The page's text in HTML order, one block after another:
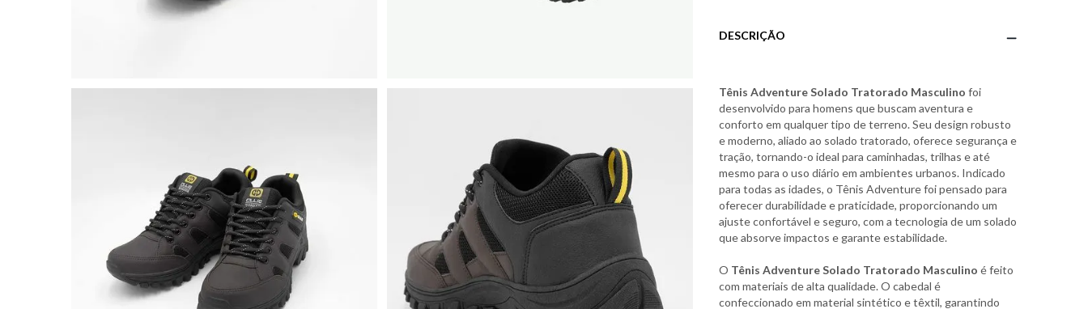
DESCRIÇÃO
Tênis Adventure Solado Tratorado Masculino foi
desenvolvido para homens que buscam aventura e
conforto em qualquer tipo de terreno. Seu design robusto
e moderno, aliado ao solado tratorado, oferece segurança e
tração, tornando-o ideal para caminhadas, trilhas e até
mesmo para o uso diário em ambientes urbanos. Indicado
para todas as idades, o Tênis Adventure foi pensado para
oferecer durabilidade e praticidade, proporcionando um
ajuste confortável e seguro, com a tecnologia de um solado
que absorve impactos e garante estabilidade.
O Tênis Adventure Solado Tratorado Masculino é feito
com materiais de alta qualidade. O cabedal é
confeccionado em material sintético e têxtil, garantindo